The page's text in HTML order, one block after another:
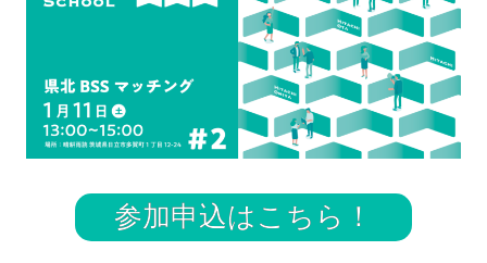
参加申込はこちら！